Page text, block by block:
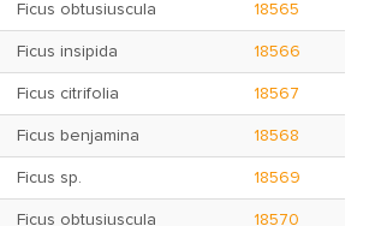
Ficus obtusiuscula 18565
Ficus insipida 18566
Ficus citrifolia 18567
Ficus benjamina 18568
Ficus sp. 18569
Ficus obtusiuscula 18570